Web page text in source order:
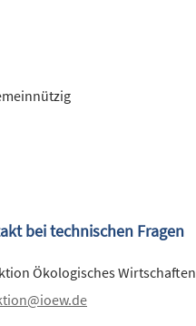
bei technischen Fragen
Ökologisches Wirtschaften